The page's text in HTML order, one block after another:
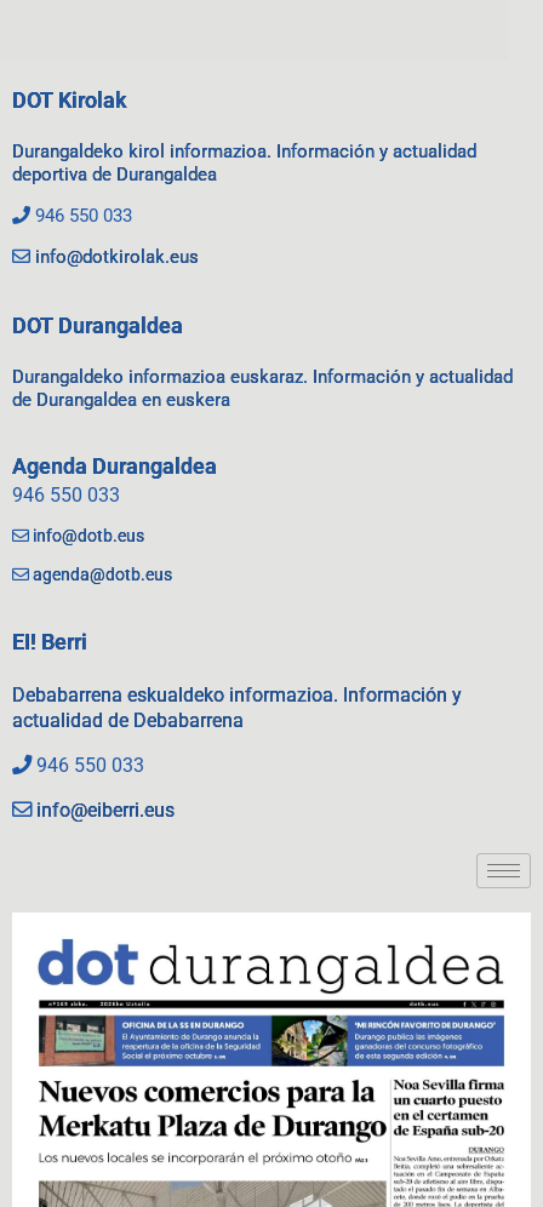
DOT Kirolak
Durangaldeko kirol informazioa. Información y actualidad
deportiva de Durangaldea
946 550 033
info@dotkirolak.eus
DOT Durangaldea
Durangaldeko informazioa euskaraz. Información y actualidad
de Durangaldea en euskera
Agenda Durangaldea
946 550 033
info@dotb.eus
agenda@dotb.eus
EI! Berri
Debabarrena eskualdeko informazioa. Información y
actualidad de Debabarrena
946 550 033
info@eiberri.eus